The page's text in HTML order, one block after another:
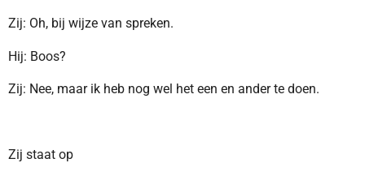
Zij: Oh, bij wijze van spreken.
Hij: Boos?
Zij: Nee, maar ik heb nog wel het een en ander te doen.
Zij staat op